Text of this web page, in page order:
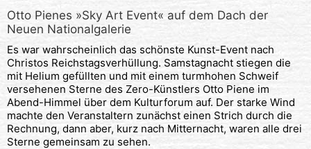
Otto Pienes »Sky Art Event« auf dem Dach der
Neuen Nationalgalerie
Es war wahrscheinlich das schönste Kunst-Event nach
Christos Reichstagsverhüllung. Samstagnacht stiegen die
mit Helium gefüllten und mit einem turmhohen Schweif
versehenen Sterne des Zero-Künstlers Otto Piene im
Abend-Himmel über dem Kulturforum auf. Der starke Wind
machte den Veranstaltern zunächst einen Strich durch die
Rechnung, dann aber, kurz nach Mitternacht, waren alle drei
Sterne gemeinsam zu sehen.